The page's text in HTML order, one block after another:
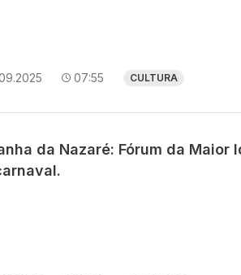
07:55 CULTURA
da Nazaré: Fórum da Maior